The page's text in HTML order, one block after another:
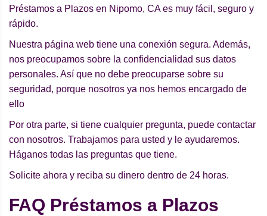
Préstamos a Plazos en Nipomo, CA es muy fácil, seguro y
rápido.
Nuestra página web tiene una conexión segura. Además,
nos preocupamos sobre la confidencialidad sus datos
personales. Así que no debe preocuparse sobre su
seguridad, porque nosotros ya nos hemos encargado de
ello
Por otra parte, si tiene cualquier pregunta, puede contactar
con nosotros. Trabajamos para usted y le ayudaremos.
Háganos todas las preguntas que tiene.
Solicite ahora y reciba su dinero dentro de 24 horas.
FAQ Préstamos a Plazos